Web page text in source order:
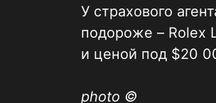
У страхового
подороже – Rolex
и ценой под $20
photo ©